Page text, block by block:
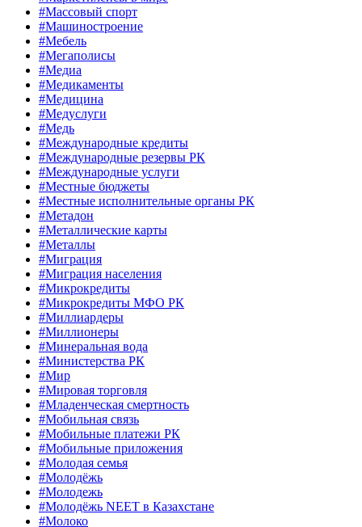
#Массовый спорт
#Машиностроение
#Мебель
#Мегаполисы
#Медиа
#Медикаменты
#Медицина
#Медуслуги
#Медь
#Международные кредиты
#Международные резервы РК
#Международные услуги
#Местные бюджеты
#Местные исполнительные органы РК
#Метадон
#Металлические карты
#Металлы
#Миграция
#Миграция населения
#Микрокредиты
#Микрокредиты МФО РК
#Миллиардеры
#Миллионеры
#Минеральная вода
#Министерства РК
#Мир
#Мировая торговля
#Младенческая смертность
#Мобильная связь
#Мобильные платежи РК
#Мобильные приложения
#Молодая семья
#Молодёжь
#Молодежь
#Молодёжь NEET в Казахстане
#Молоко